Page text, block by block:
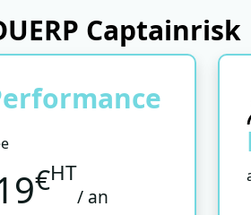
Captainrisk
€HT
/ an